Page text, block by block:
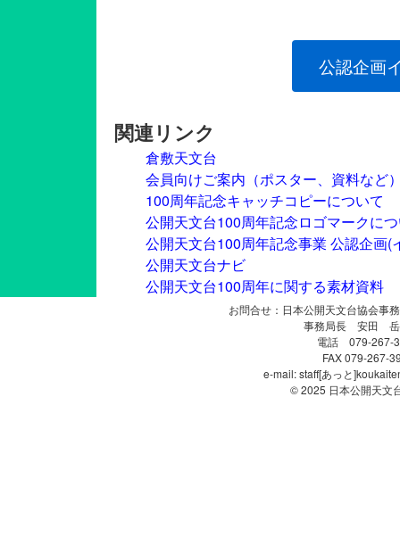
公認企画
関連リンク
倉敷天文台
会員向けご案内（ポスター、資料など
100周年記念キャッチコピーについて
公開天文台100周年記念ロゴマークに
公開天文台100周年記念事業 公認企画(
公開天文台ナビ
公開天文台100周年に関する素材資料
お問合せ：日本公開天文台協会事
事務局長 安田 岳
電話 079-267-
FAX 079-267-
e-mail: staff[あっと
© 2025 日本公開天文